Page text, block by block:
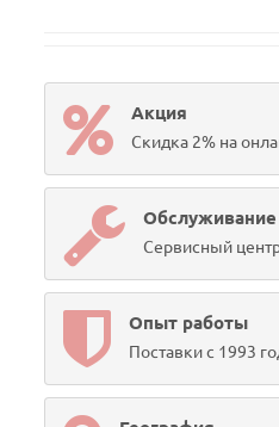
Акция
Скидка 2% на
Обслуживание
Сервисный
Опыт работы
Поставки с 1993